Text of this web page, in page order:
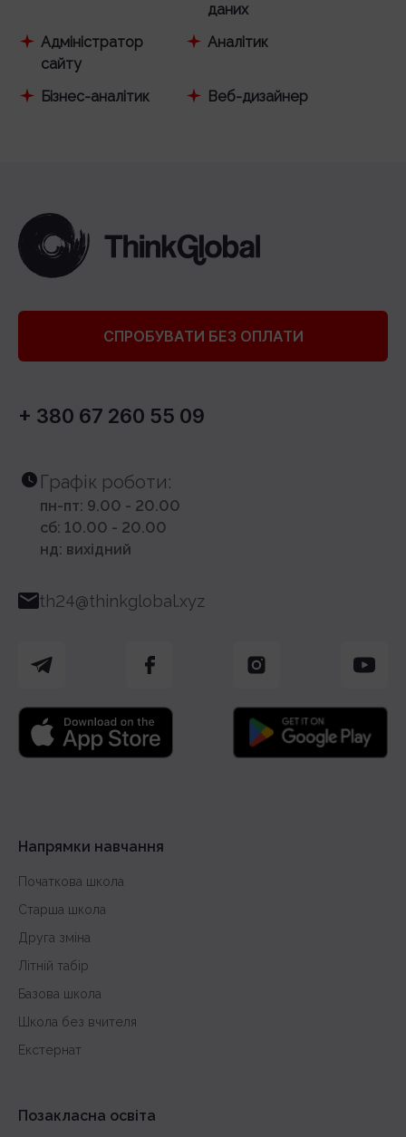
даних
Адміністратор
сайту
Аналітик
Бізнес-аналітик Веб-дизайнер
СПРОБУВАТИ БЕЗ ОПЛАТИ
+ 380 67 260 55 09
th24@thinkglobal.xyz
Графік роботи:
пн-пт: 9.00 - 20.00
сб: 10.00 - 20.00
нд: вихідний
Напрямки навчання
Початкова школа
Старша школа
Друга зміна
Літній табір
Базова школа
Школа без вчителя
Екстернат
Позакласна освіта